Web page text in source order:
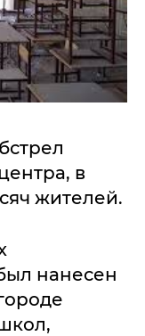
в
жителей.
нанесен